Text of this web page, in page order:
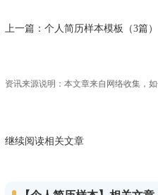
上一篇： 个人简历样本模板（3篇）
资讯来源说明：本文章来自网络收集，
继续阅读相关文章